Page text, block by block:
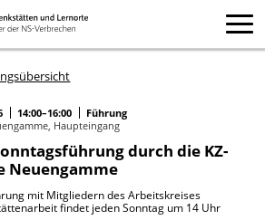
14:00–16:00
Führung
Haupteingang
durch die KZ-
Neuengamme
mit Mitgliedern des Arbeitskreises
findet jeden Sonntag um 14 Uhr